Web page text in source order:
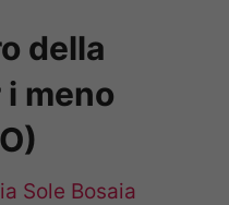
della
meno
Sole Bosaia